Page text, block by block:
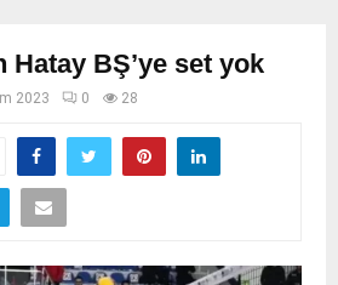
Hatay BŞ’ye set yok
2023 0 28